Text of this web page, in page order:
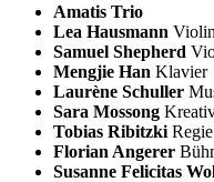
Amatis Trio
Lea Hausmann
Samuel Shepherd
Mengjie Han Klavier
Laurène Schuller
Sara Mossong
Tobias Ribitzki Regie
Florian Angerer
Susanne Felicitas